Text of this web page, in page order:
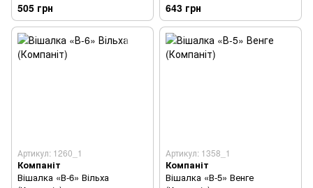
505 грн 643 грн
Артикул: 1260_1
Компаніт
Вішалка «В-6» Вільха
Артикул: 1358_1
Компаніт
Вішалка «В-5» Венге